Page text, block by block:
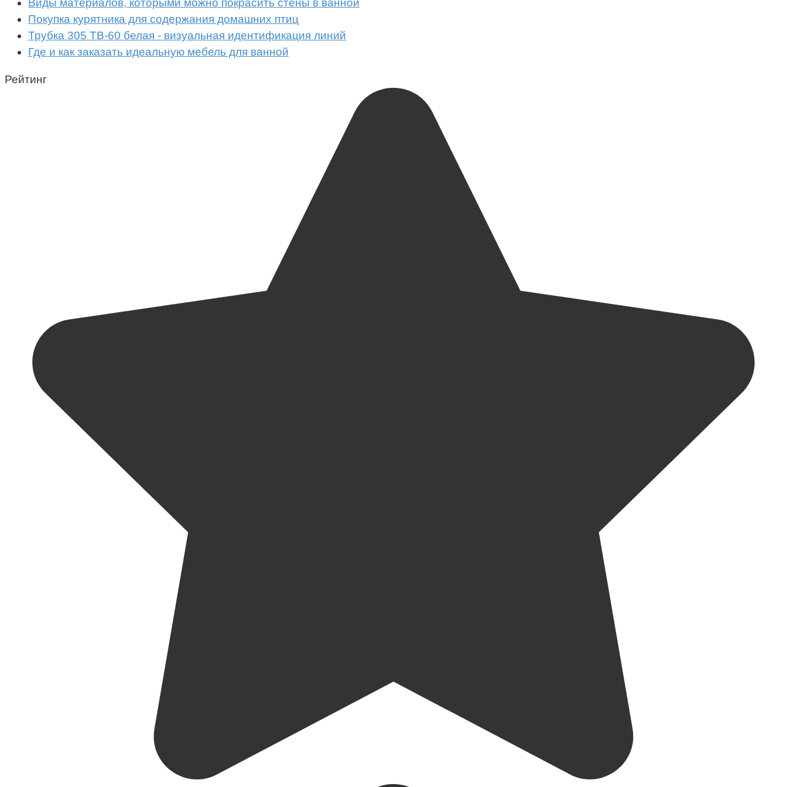
Виды материалов, которыми можно покрасить стены в ванной
Покупка курятника для содержания домашних птиц
Трубка 305 ТВ-60 белая - визуальная идентификация линий
Где и как заказать идеальную мебель для ванной
Рейтинг